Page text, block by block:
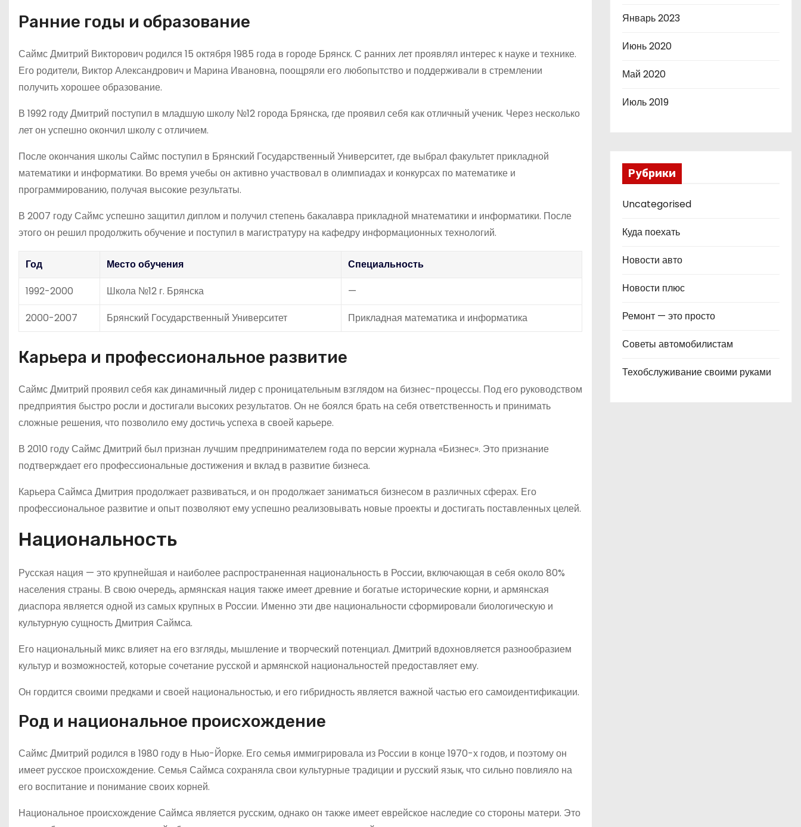
Ранние годы и образование
Саймс Дмитрий Викторович родился 15 октября 1985 года в городе Брянск. С ранних лет проявлял интерес к науке и технике.
Его родители, Виктор Александрович и Марина Ивановна, поощряли его любопытство и поддерживали в стремлении
получить хорошее образование.
В 1992 году Дмитрий поступил в младшую школу №12 города Брянска, где проявил себя как отличный ученик. Через несколько
лет он успешно окончил школу с отличием.
После окончания школы Саймс поступил в Брянский Государственный Университет, где выбрал факультет прикладной
математики и информатики. Во время учебы он активно участвовал в олимпиадах и конкурсах по математике и
программированию, получая высокие результаты.
В 2007 году Саймс успешно защитил диплом и получил степень бакалавра прикладной мнатематики и информатики. После
этого он решил продолжить обучение и поступил в магистратуру на кафедру информационных технологий.
Год Место обучения
Специальность
1992-2000
Школа №12 г. Брянска
—
2000-2007
Брянский Государственный Университет Прикладная математика и информатика
Карьера и профессиональное развитие
Саймс Дмитрий проявил себя как динамичный лидер с проницательным взглядом на бизнес-процессы. Под его руководством
предприятия быстро росли и достигали высоких результатов. Он не боялся брать на себя ответственность и принимать
сложные решения, что позволило ему достичь успеха в своей карьере.
В 2010 году Саймс Дмитрий был признан лучшим предпринимателем года по версии журнала «Бизнес». Это признание
подтверждает его профессиональные достижения и вклад в развитие бизнеса.
Карьера Саймса Дмитрия продолжает развиваться, и он продолжает заниматься бизнесом в различных сферах. Его
профессиональное развитие и опыт позволяют ему успешно реализовывать новые проекты и достигать поставленных целей.
Национальность
Русская нация — это крупнейшая и наиболее распространенная национальность в России, включающая в себя около 80%
населения страны. В свою очередь, армянская нация также имеет древние и богатые исторические корни, и армянская
диаспора является одной из самых крупных в России. Именно эти две национальности сформировали биологическую и
культурную сущность Дмитрия Саймса.
Его национальный микс влияет на его взгляды, мышление и творческий потенциал. Дмитрий вдохновляется разнообразием
культур и возможностей, которые сочетание русской и армянской национальностей предоставляет ему.
Он гордится своими предками и своей национальностью, и его гибридность является важной частью его самоидентификации.
Род и национальное происхождение
Саймс Дмитрий родился в 1980 году в Нью-Йорке. Его семья иммигрировала из России в конце 1970-х годов, и поэтому он
имеет русское происхождение. Семья Саймса сохраняла свои культурные традиции и русский язык, что сильно повлияло на
его воспитание и понимание своих корней.
Национальное происхождение Саймса является русским, однако он также имеет еврейское наследие со стороны матери. Это
Январь 2023
Июнь 2020
Май 2020
Июль 2019
Рубрики
Uncategorised
Куда поехать
Новости авто
Новости плюс
Ремонт — это просто
Советы автомобилистам
Техобслуживание своими руками